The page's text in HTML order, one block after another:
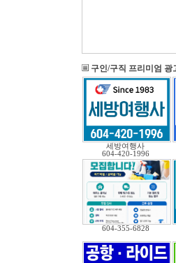
구인/구직 프리미엄 광
세방여행사
604-420-1996
604-355-6828